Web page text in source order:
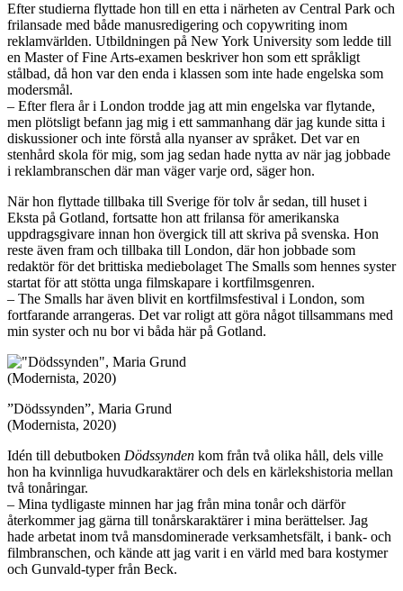
Efter studierna flyttade hon till en etta i närheten av Central Park och
frilansade med både manusredigering och copywriting inom
reklamvärlden. Utbildningen på New York University som ledde till
en Master of Fine Arts-examen beskriver hon som ett språkligt
stålbad, då hon var den enda i klassen som inte hade engelska som
modersmål.
– Efter flera år i London trodde jag att min engelska var flytande,
men plötsligt befann jag mig i ett sammanhang där jag kunde sitta i
diskussioner och inte förstå alla nyanser av språket. Det var en
stenhård skola för mig, som jag sedan hade nytta av när jag jobbade
i reklambranschen där man väger varje ord, säger hon.
När hon flyttade tillbaka till Sverige för tolv år sedan, till huset i
Eksta på Gotland, fortsatte hon att frilansa för amerikanska
uppdragsgivare innan hon övergick till att skriva på svenska. Hon
reste även fram och tillbaka till London, där hon jobbade som
redaktör för det brittiska mediebolaget The Smalls som hennes syster
startat för att stötta unga filmskapare i kortfilmsgenren.
– The Smalls har även blivit en kortfilmsfestival i London, som
fortfarande arrangeras. Det var roligt att göra något tillsammans med
min syster och nu bor vi båda här på Gotland.
”Dödssynden”, Maria Grund
(Modernista, 2020)
Idén till debutboken Dödssynden kom från två olika håll, dels ville
hon ha kvinnliga huvudkaraktärer och dels en kärlekshistoria mellan
två tonåringar.
– Mina tydligaste minnen har jag från mina tonår och därför
återkommer jag gärna till tonårskaraktärer i mina berättelser. Jag
hade arbetat inom två mansdominerade verksamhetsfält, i bank- och
filmbranschen, och kände att jag varit i en värld med bara kostymer
och Gunvald-typer från Beck.